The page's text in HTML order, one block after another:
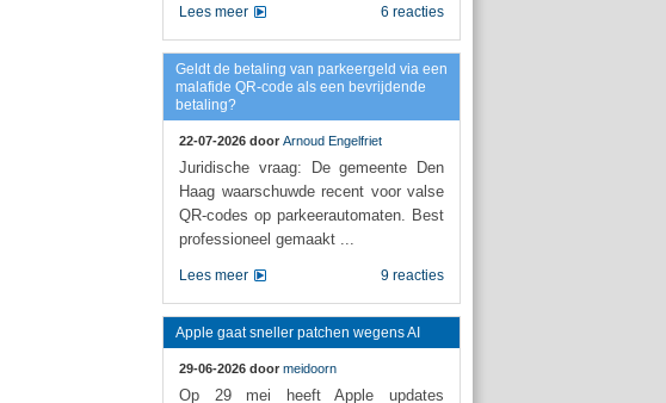
6 reacties
Lees meer
Geldt de betaling van parkeergeld via een
malafide QR-code als een bevrijdende
betaling?
22-07-2026 door Arnoud Engelfriet
Juridische vraag: De gemeente Den
Haag waarschuwde recent voor valse
QR-codes op parkeerautomaten. Best
professioneel gemaakt ...
9 reacties
Lees meer
Apple gaat sneller patchen wegens AI
29-06-2026 door meidoorn
Op 29 mei heeft Apple updates